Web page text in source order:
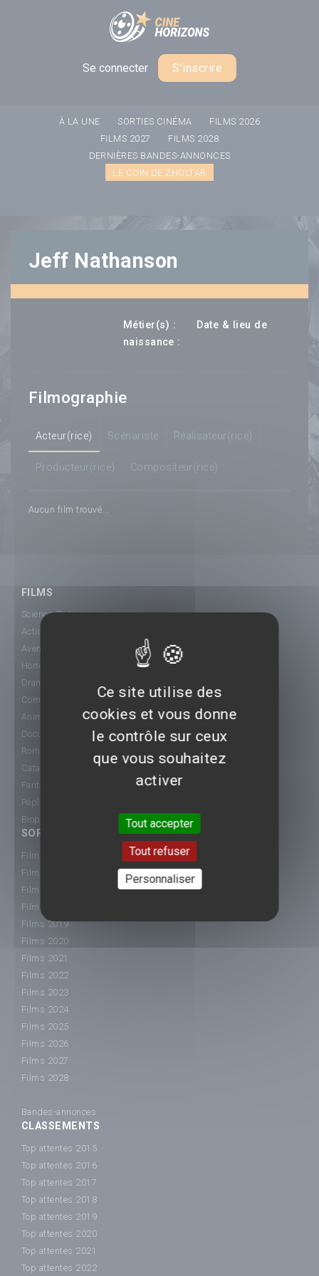
Se connecter S'inscrire
À LA UNE SORTIES CINÉMA
FILMS 2026
FILMS 2027
FILMS 2028
DERNIÈRES BANDES-ANNONCES
LE COIN DE ZHOLTAR
Jeff Nathanson
Métier(s) :
Date & lieu de
naissance :
Filmographie
Acteur(rice) Scénariste Réalisateur(rice)
Producteur(rice) Compositeur(rice)
Aucun film trouvé...
FILMS
Science-Fiction
Action
Aventure
Horreur
Drame
Comédie
Animation
Documentaire
Romance
Catastrophe
Fantastique
Péplum
Biopic
SORTIE CINÉ
Films 2015
Films 2016
Films 2017
Films 2018
Films 2019
Films 2020
Films 2021
Films 2022
Films 2023
Films 2024
Films 2025
Films 2026
Films 2027
Films 2028
Bandes-annonces
CLASSEMENTS
Top attentes 2015
Top attentes 2016
Top attentes 2017
Top attentes 2018
Top attentes 2019
Top attentes 2020
Top attentes 2021
Top attentes 2022
Panneau de gestion des cookies
Ce site utilise des
cookies et vous donne
le contrôle sur ceux
que vous souhaitez
activer
Tout accepter
Tout refuser
Personnaliser